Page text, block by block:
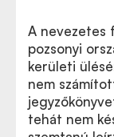
A nevezetes
pozsonyi
kerületi
nem
tehát nem